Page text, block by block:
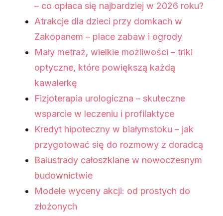
– co opłaca się najbardziej w 2026 roku?
Atrakcje dla dzieci przy domkach w
Zakopanem – place zabaw i ogrody
Mały metraż, wielkie możliwości – triki
optyczne, które powiększą każdą
kawalerkę
Fizjoterapia urologiczna – skuteczne
wsparcie w leczeniu i profilaktyce
Kredyt hipoteczny w białymstoku – jak
przygotować się do rozmowy z doradcą
Balustrady całoszklane w nowoczesnym
budownictwie
Modele wyceny akcji: od prostych do
złożonych